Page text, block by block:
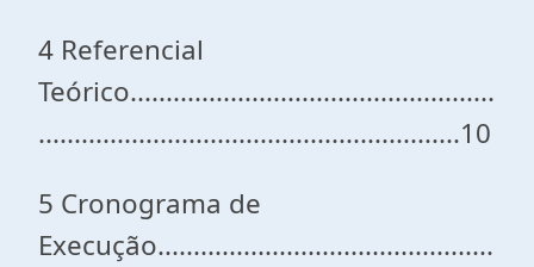
4 Referencial
Teórico...................................................
...........................................................10
5 Cronograma de
Execução...............................................